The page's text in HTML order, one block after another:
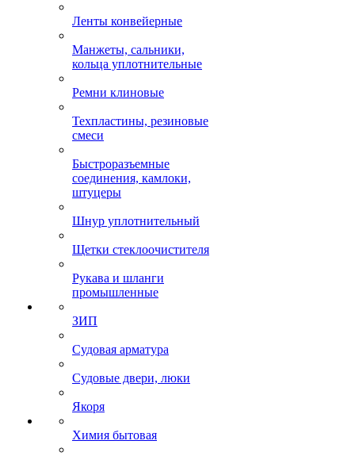
Ленты конвейерные
Манжеты, сальники,
кольца уплотнительные
Ремни клиновые
Техпластины, резиновые
смеси
Быстроразъемные
соединения, камлоки,
штуцеры
Шнур уплотнительный
Щетки стеклоочистителя
Рукава и шланги
промышленные
ЗИП
Судовая арматура
Судовые двери, люки
Якоря
Химия бытовая